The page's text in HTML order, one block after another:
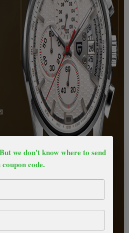
we don't know where to send
coupon code.